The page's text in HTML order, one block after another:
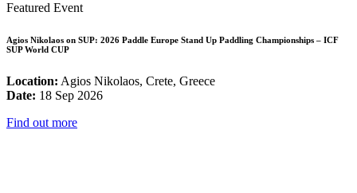
Featured Event
Agios Nikolaos on SUP: 2026 Paddle Europe Stand Up Paddling Championships – ICF
SUP World CUP
Location: Agios Nikolaos, Crete, Greece
Date: 18 Sep 2026
Find out more